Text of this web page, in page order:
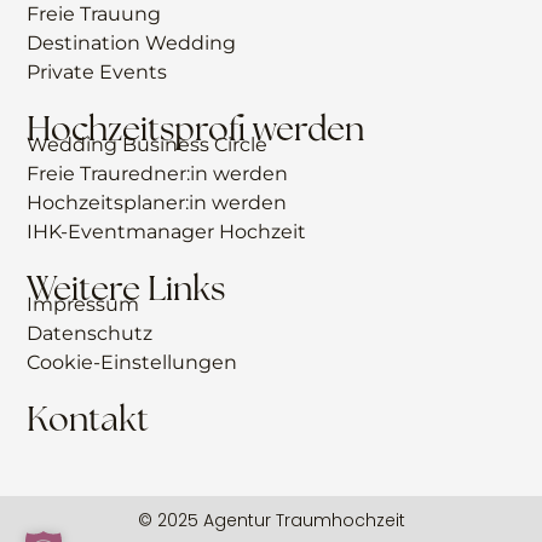
Freie Trauung
Destination Wedding
Private Events
Hochzeitsprofi werden
Wedding Business Circle
Freie Trauredner:in werden
Hochzeitsplaner:in werden
IHK-Eventmanager Hochzeit
Weitere Links
Impressum
Datenschutz
Cookie-Einstellungen
Kontakt
© 2025 Agentur Traumhochzeit